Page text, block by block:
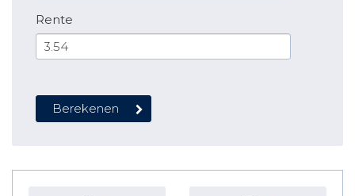
Rente